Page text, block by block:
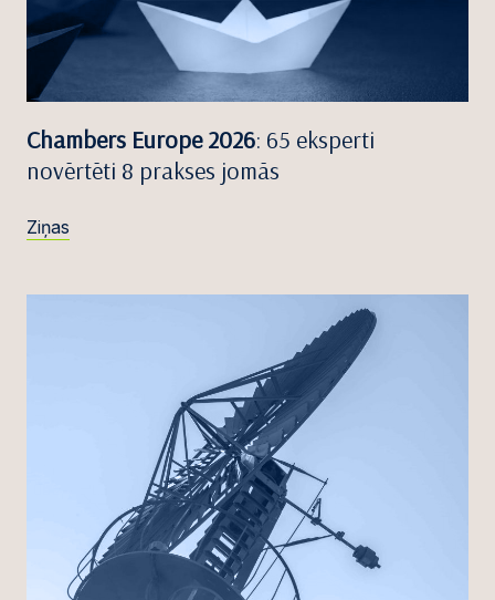
Chambers Europe 2026: 65 eksperti
novērtēti 8 prakses jomās
Ziņas